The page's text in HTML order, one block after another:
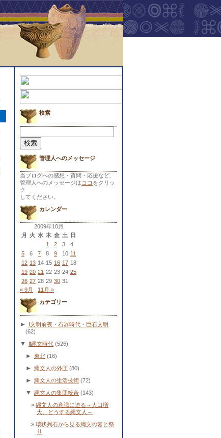
検索
索:
管理人へのメッセージ
当ブログへの感想・質問・応援など、
管理人へのメッセージは ココ をクリッ
ク
してください。
カレンダー
2009年10月
月
火 水 木 金 土
日
1
2 3
4
5
6 7 8 9 10 11
12 13 14 15 16 17 18
19 20 21 22 23 24 25
26 27 28 29 30 31
« 9月
11月 »
カテゴリー
►
Ⅰ文明前夜・石器時代・巨石文明
(62)
▼ Ⅱ縄文時代 (526)
► 東北 (16)
► 縄文人の外圧 (80)
► 縄文人の生活技術 (72)
▼ 縄文人の集団統合 (143)
縄文人の意識に迫る～人口増
大、どうする縄文人～
環状列石から見る縄文の墓と祭
り